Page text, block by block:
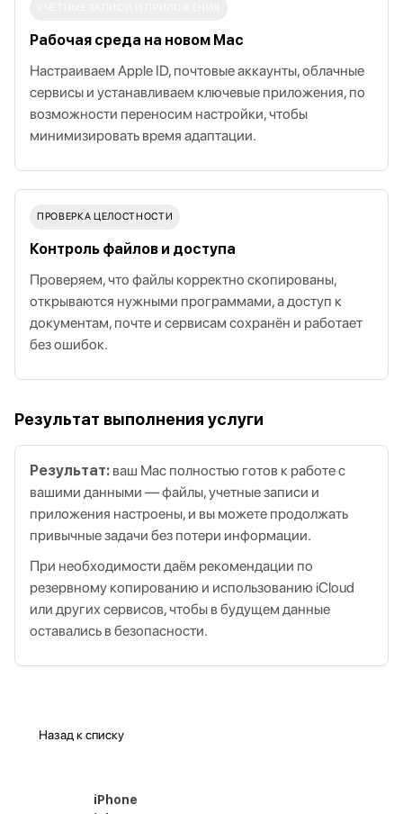
Рабочая среда на новом Mac
Настраиваем Apple ID, почтовые аккаунты, облачные
сервисы и устанавливаем ключевые приложения, по
возможности переносим настройки, чтобы
минимизировать время адаптации.
ПРОВЕРКА ЦЕЛОСТНОСТИ
Контроль файлов и доступа
Проверяем, что файлы корректно скопированы,
открываются нужными программами, а доступ к
документам, почте и сервисам сохранён и работает
без ошибок.
Результат выполнения услуги
Результат: ваш Mac полностью готов к работе с
вашими данными — файлы, учетные записи и
приложения настроены, и вы можете продолжать
привычные задачи без потери информации.
При необходимости даём рекомендации по
резервному копированию и использованию iCloud
или других сервисов, чтобы в будущем данные
оставались в безопасности.
Назад к списку
iPhone